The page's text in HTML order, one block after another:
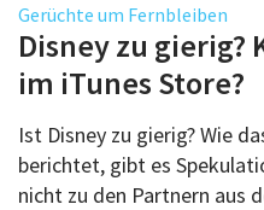
Gerüchte um Fernbleiben
Disney zu gierig?
im iTunes Store?
Ist Disney zu gierig? Wie
berichtet, gibt es
nicht zu den Partnern aus